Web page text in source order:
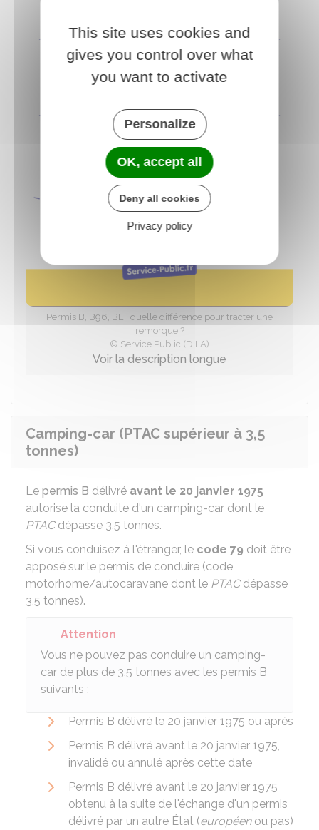
Permis B, B96, BE : quelle différence pour tracter une
remorque ?
© Service Public (DILA)
Voir la description longue
Camping-car (PTAC supérieur à 3,5
tonnes)
Le permis B délivré avant le 20 janvier 1975
autorise la conduite d'un camping-car dont le
PTACdépasse 3,5 tonnes.
Si vous conduisez à l'étranger, le code 79 doit être
apposé sur le permis de conduire (code
motorhome/autocaravane dont le PTACdépasse
3,5 tonnes).
Attention
Vous ne pouvez pas conduire un camping-
car de plus de 3,5 tonnes avec les permis B
suivants :
Permis B délivré le 20 janvier 1975 ou après
Permis B délivré avant le 20 janvier 1975,
invalidé ou annulé après cette date
Permis B délivré avant le 20 janvier 1975
obtenu à la suite de l'échange d'un permis
délivré par un autre État (européenou pas)
This site uses cookies and
gives you control over what
you want to activate
Personalize
OK, accept all
Deny all cookies
Privacy policy